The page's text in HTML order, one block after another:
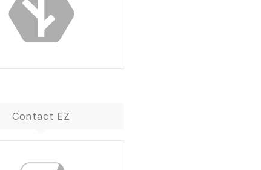
Contact EZ